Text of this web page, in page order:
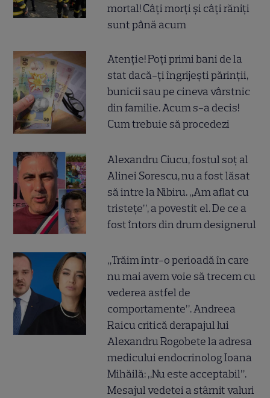
mortal! Câți morți și câți răniți
sunt până acum
Atenție! Poți primi bani de la
stat dacă-ți îngrijești părinții,
bunicii sau pe cineva vârstnic
din familie. Acum s-a decis!
Cum trebuie să procedezi
Alexandru Ciucu, fostul soț al
Alinei Sorescu, nu a fost lăsat
să intre la Nibiru. „Am aflat cu
tristețe”, a povestit el. De ce a
fost întors din drum designerul
„Trăim într-o perioadă în care
nu mai avem voie să trecem cu
vederea astfel de
comportamente”. Andreea
Raicu critică derapajul lui
Alexandru Rogobete la adresa
medicului endocrinolog Ioana
Mihăilă: „Nu este acceptabil”.
Mesajul vedetei a stârnit valuri